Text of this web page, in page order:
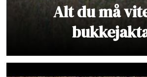
Alt du må